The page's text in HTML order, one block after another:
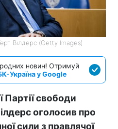
Вілдерс (Getty Images)
новин! Отримуй
Україна у Google
Партії свободи
оголосив про
сили з правлячої